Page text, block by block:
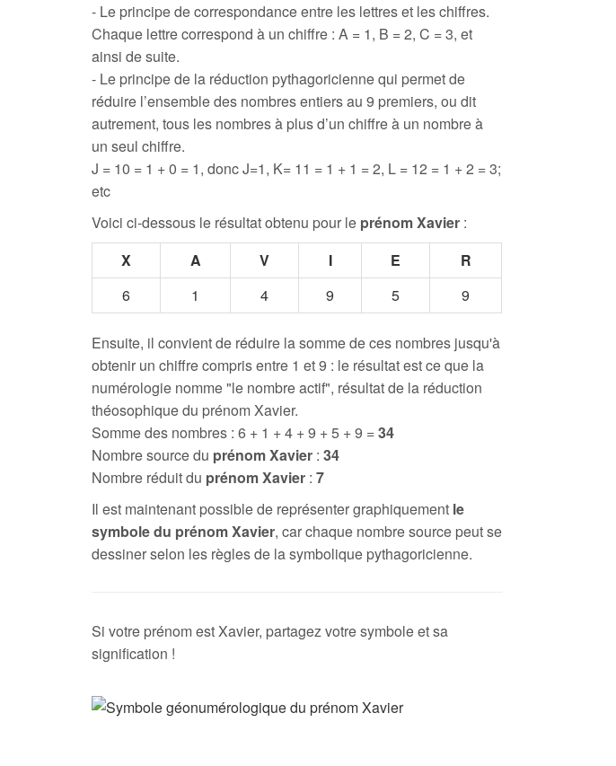
- Le principe de correspondance entre les lettres et les chiffres.
Chaque lettre correspond à un chiffre : A = 1, B = 2, C = 3, et
ainsi de suite.
- Le principe de la réduction pythagoricienne qui permet de
réduire l’ensemble des nombres entiers au 9 premiers, ou dit
autrement, tous les nombres à plus d’un chiffre à un nombre à
un seul chiffre.
J = 10 = 1 + 0 = 1, donc J=1, K= 11 = 1 + 1 = 2, L = 12 = 1 + 2 = 3;
etc
Voici ci-dessous le résultat obtenu pour le prénom Xavier :
X
A V I E
R
6
1 4 9 5 9
Ensuite, il convient de réduire la somme de ces nombres jusqu'à
obtenir un chiffre compris entre 1 et 9 : le résultat est ce que la
numérologie nomme "le nombre actif", résultat de la réduction
théosophique du prénom Xavier.
Somme des nombres : 6 + 1 + 4 + 9 + 5 + 9 =34
Nombre source du prénom Xavier : 34
Nombre réduit du prénom Xavier : 7
Il est maintenant possible de représenter graphiquement le
symbole du prénom Xavier, car chaque nombre source peut se
dessiner selon les règles de la symbolique pythagoricienne.
Si votre prénom est Xavier, partagez votre symbole et sa
signification !